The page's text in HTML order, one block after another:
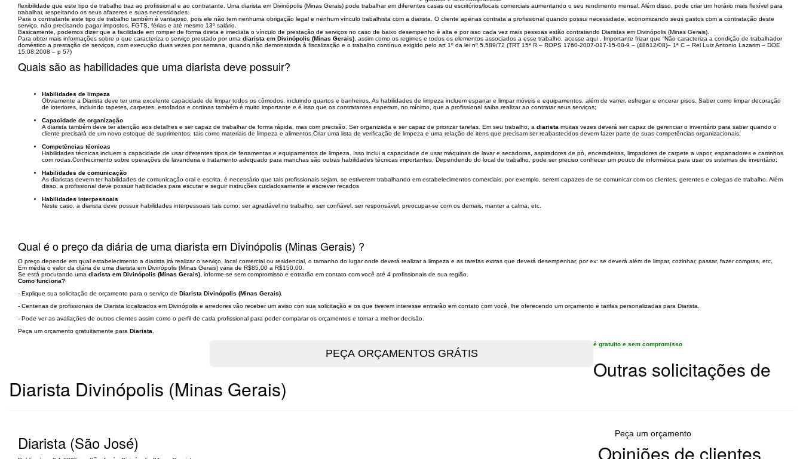
flexibilidade que este tipo de trabalho traz ao profissional e ao contratante. Uma diarista em Divinópolis (Minas Gerais) pode trabalhar em diferentes casas ou escritórios/locais comerciais aumentando o seu rendimento mensal. Além disso, pode criar um horário mais flexível para
trabalhar, respeitando os seus afazeres e suas necessidades.
Para o contratante este tipo de trabalho também é vantajoso, pois ele não tem nenhuma obrigação legal e nenhum vínculo trabalhista com a diarista. O cliente apenas contrata a profissional quando possui necessidade, economizando seus gastos com a contratação deste
serviço, não precisando pagar impostos, FGTS, férias e até mesmo 13º salário.
Basicamente, podemos dizer que a facilidade em romper de forma direta e imediata o vínculo de prestação de serviços no caso de baixo desempenho é alta e por isso cada vez mais pessoas estão contratando Diaristas em Divinópolis (Minas Gerais).
Para obter mais informações sobre o que caracteriza o serviço prestado por uma diarista em Divinópolis (Minas Gerais) , assim como os regimes e todos os elementos associados a esse trabalho, acesse aqui . Importante frizar que “Não caracteriza a condição de trabalhador
doméstico a prestação de serviços, com execução duas vezes por semana, quando não demonstrada à fiscalização e o trabalho contínuo exigido pelo art 1º da lei nº 5.589/72 (TRT 15ª R – ROPS 1760-2007-017-15-00-9 – (48612/08)– 1ª C – Rel Luiz Antonio Lazarim – DOE
15.08.2008 – p 57)
Quais são as habilidades que uma diarista deve possuir?
Habilidades de limpeza
Obviamente a Diarista deve ter uma excelente capacidade de limpar todos os cômodos, incluindo quartos e banheiros. As habilidades de limpeza incluem espanar e limpar móveis e equipamentos, além de varrer, esfregar e encerar pisos. Saber como limpar decoração
de interiores, incluindo tapetes, carpetes, estofados e cortinas também é muito importante e é isso que os contratantes esperam, no mínimo, que a profissional saiba realizar ao contratar seus serviços;
Capacidade de organização
A diarista também deve ter atenção aos detalhes e ser capaz de trabalhar de forma rápida, mas com precisão. Ser organizada e ser capaz de priorizar tarefas. Em seu trabalho, a diarista muitas vezes deverá ser capaz de gerenciar o inventário para saber quando o
cliente precisará de um novo estoque de suprimentos, tais como materiais de limpeza e alimentos.Criar uma lista de verificação de limpeza e uma relação de itens que precisam ser reabastecidos devem fazer parte de suas competências organizacionais;
Competências técnicas
Habilidades técnicas incluem a capacidade de usar diferentes tipos de ferramentas e equipamentos de limpeza. Isso inclui a capacidade de usar máquinas de lavar e secadoras, aspiradores de pó, enceradeiras, limpadores de carpete a vapor, espanadores e carrinhos
com rodas.Conhecimento sobre operações de lavanderia e tratamento adequado para manchas são outras habilidades técnicas importantes. Dependendo do local de trabalho, pode ser preciso conhecer um pouco de informática para usar os sistemas de inventário;
Habilidades de comunicação
As diaristas devem ter habilidades de comunicação oral e escrita. é necessário que tais profissionais sejam, se estiverem trabalhando em estabelecimentos comerciais, por exemplo, serem capazes de se comunicar com os clientes, gerentes e colegas de trabalho. Além
disso, a profissional deve possuir habilidades para escutar e seguir instruções cuidadosamente e escrever recados
Habilidades interpessoais
Neste caso, a diarista deve possuir habilidades interpessoais tais como: ser agradável no trabalho, ser confiável, ser responsável, preocupar-se com os demais, manter a calma, etc.
Qual é o preço da diária de uma diarista em Divinópolis (Minas Gerais) ?
O preço depende em qual estabelecimento a diarista irá realizar o serviço, local comercial ou residencial, o tamanho do lugar onde deverá realizar a limpeza e as tarefas extras que deverá desempenhar, por ex: se deverá além de limpar, cozinhar, passar, fazer compras, etc,
Em média o valor da diária de uma diarista em Divinópolis (Minas Gerais) varia de R$85,00 a R$150,00.
Se está procurando uma diarista em Divinópolis (Minas Gerais) , informe-se sem compromisso e entrarão em contato com você até 4 profissionais de sua região.
Como funciona?
- Explique sua solicitação de orçamento para o serviço de Diarista Divinópolis (Minas Gerais)
- Centenas de profissionais de Diarista localizados em Divinópolis e arredores vão receber um aviso con sua solicitação e os que tiverem interesse entrarão em contato com você, lhe oferecendo um orçamento e tarifas personalizadas para Diarista.
- Pode ver as avaliações de outros clientes assim como o perfil de cada profissional para poder comparar os orçamentos e tomar a melhor decisão.
Peça um orçamento gratuitamente para Diarista
é gratuito e sem compromisso
Outras solicitações de
Diarista Divinópolis (Minas Gerais)
Diarista (São José) Peça um orçamento
Opiniões de clientes